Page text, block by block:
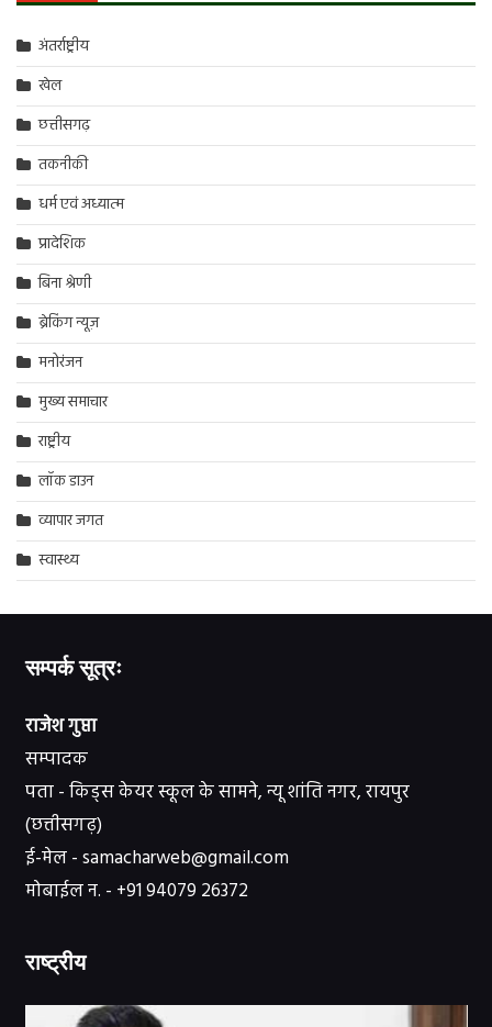
अंतर्राष्ट्रीय
खेल
छत्तीसगढ़
तकनीकी
धर्म एवं अध्यात्म
प्रादेशिक
बिना श्रेणी
ब्रेकिंग न्यूज़
मनोरंजन
मुख्य समाचार
राष्ट्रीय
लॉक डाउन
व्यापार जगत
स्वास्थ्य
सम्पर्क सूत्रः
राजेश गुप्ता
सम्पादक
पता - किड्स केयर स्कूल के सामने, न्यू शांति नगर, रायपुर
(छत्तीसगढ़)
ई-मेल - samacharweb@gmail.com
मोबाईल न. - +91 94079 26372
राष्ट्रीय